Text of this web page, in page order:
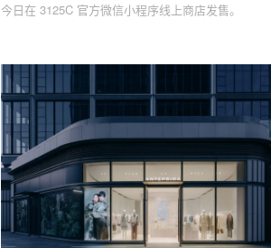
今日在 3125C 官方微信小程序线上商店发售。